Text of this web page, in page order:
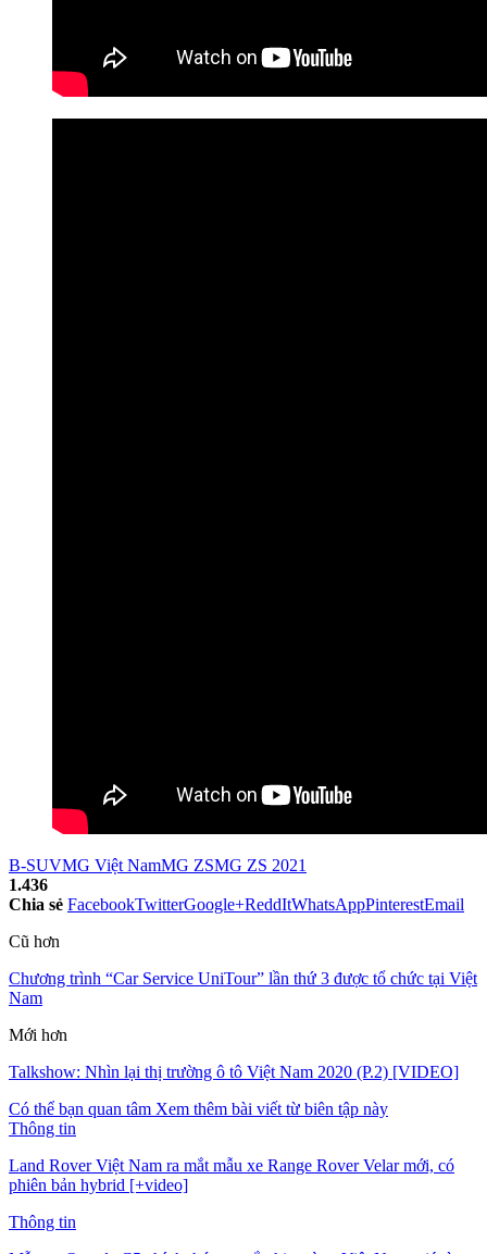
B-SUVMG Việt NamMG ZSMG ZS 2021
1.436
Chia sẻ FacebookTwitterGoogle+ReddItWhatsAppPinterestEmail
Cũ hơn
Chương trình “Car Service UniTour” lần thứ 3 được tổ chức tại Việt
Nam
Mới hơn
Talkshow: Nhìn lại thị trường ô tô Việt Nam 2020 (P.2) [VIDEO]
Có thể bạn quan tâm Xem thêm bài viết từ biên tập này
Thông tin
Land Rover Việt Nam ra mắt mẫu xe Range Rover Velar mới, có
phiên bản hybrid [+video]
Thông tin